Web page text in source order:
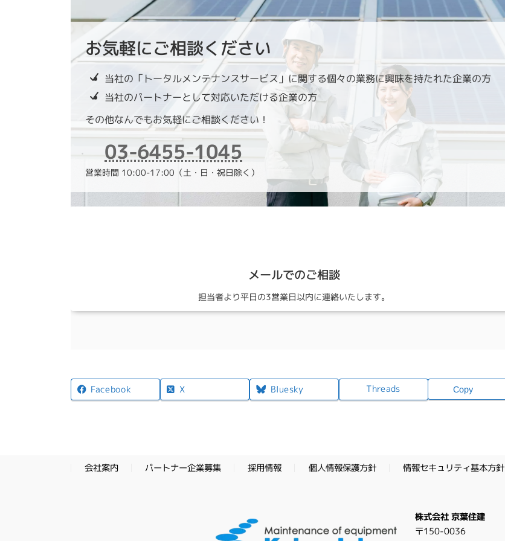
お気軽にご相談ください
当社の「トータルメンテナンスサービス」に関する個々の業務に興味を持たれた企業の方
当社のパートナーとして対応いただける企業の方
その他なんでもお気軽にご相談ください！
03-6455-1045
営業時間 10:00-17:00（土・日・祝日除く）
メールでのご相談
担当者より平日の3営業日以内に連絡いたします。
Facebook X Bluesky Threads Copy
会社案内 パートナー企業募集 採用情報 個人情報保護方針 情報セキュリティ基本方針
株式会社 京葉住建
〒150-0036